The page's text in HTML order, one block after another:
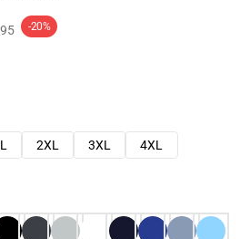
-20%
2XL 3XL
4XL